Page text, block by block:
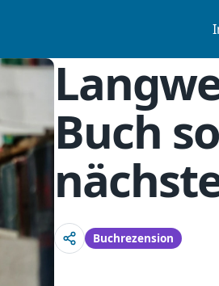
Buch
Buchrezension